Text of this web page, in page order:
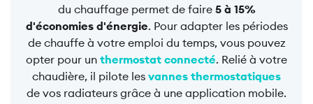
du chauffage permet de faire 5 à 15%
d'économies d'énergie. Pour adapter les périodes
de chauffe à votre emploi du temps, vous pouvez
opter pour un thermostat connecté. Relié à votre
chaudière, il pilote les vannes thermostatiques
de vos radiateurs grâce à une application mobile.